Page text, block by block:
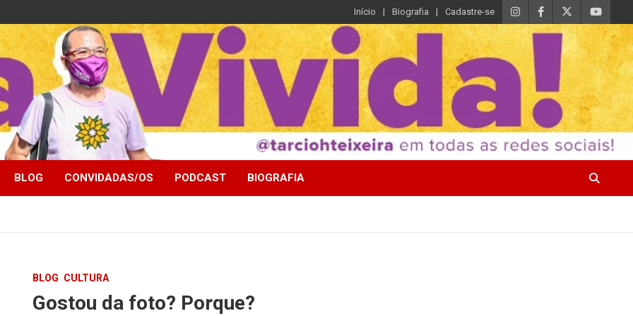
Início Biografia Cadastre-se
BLOG CONVIDADAS/OS PODCAST BIOGRAFIA
BLOG CULTURA
Gostou da foto? Porque?